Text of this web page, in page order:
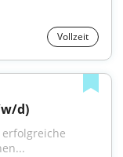
Vollzeit
d)
erfolgreiche